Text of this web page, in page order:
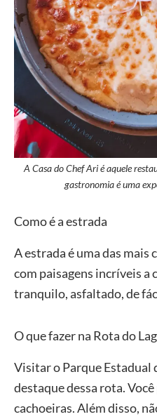
A Casa do Chef Ari é aquele
gastronomia é uma
Como é a estrada
A estrada é uma das mais
com paisagens incríveis a
tranquilo, asfaltado, de
O que fazer na Rota do
Visitar o Parque Estadual
destaque dessa rota.
cachoeiras. Além disso,